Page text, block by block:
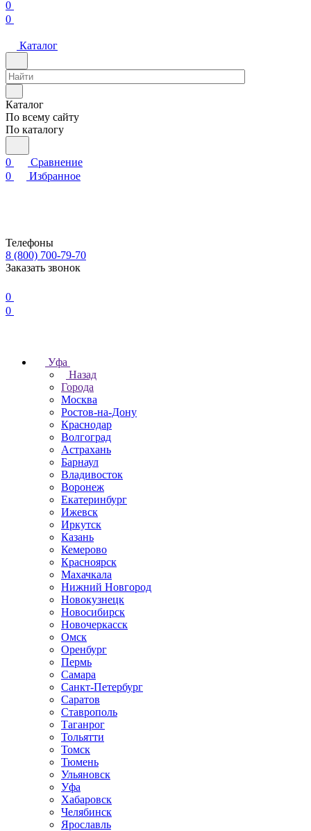
0
0
Каталог
Каталог
По всему сайту
По каталогу
0
Сравнение
0
Избранное
Телефоны
8 (800) 700-79-70
Заказать звонок
0
0
Уфа
Назад
Города
Москва
Ростов-на-Дону
Краснодар
Волгоград
Астрахань
Барнаул
Владивосток
Воронеж
Екатеринбург
Ижевск
Иркутск
Казань
Кемерово
Красноярск
Махачкала
Нижний Новгород
Новокузнецк
Новосибирск
Новочеркаcск
Омск
Оренбург
Пермь
Самара
Санкт-Петербург
Саратов
Ставрополь
Таганрог
Тольятти
Томск
Тюмень
Ульяновск
Уфа
Хабаровск
Челябинск
Ярославль